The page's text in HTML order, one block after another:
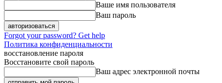
Ваше имя пользователя
Ваш пароль
Forgot your password? Get help
Политика конфиденциальности
восстановление пароля
Восстановите свой пароль
Ваш адрес электронной почты